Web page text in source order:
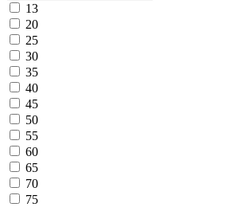
13
20
25
30
35
40
45
50
55
60
65
70
75